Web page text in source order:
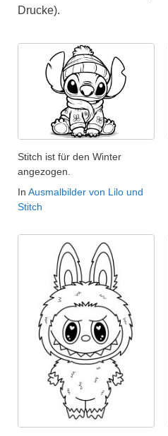
Drucke).
Stitch ist für den Winter
angezogen.
In Ausmalbilder von Lilo und
Stitch